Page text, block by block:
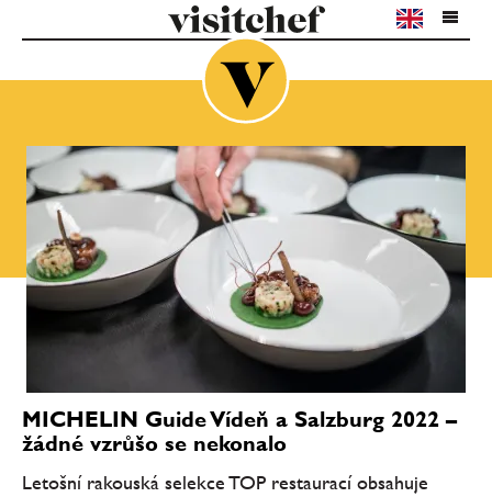
MICHELIN Guide Vídeň a Salzburg 2022 –
žádné vzrůšo se nekonalo
Letošní rakouská selekce TOP restaurací obsahuje